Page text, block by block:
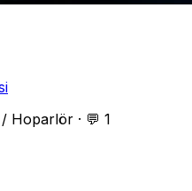
/ Hoparlör · 💬 1